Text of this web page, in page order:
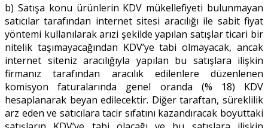
b) Satışa konu ürünlerin KDV mükellefiyeti bulunmayan
satıcılar tarafından internet sitesi aracılığı ile sabit fiyat
yöntemi kullanılarak arızi şekilde yapılan satışlar ticari bir
nitelik taşımayacağından KDV’ye tabi olmayacak, ancak
internet siteniz aracılığıyla yapılan bu satışlara ilişkin
firmanız tarafından aracılık edilenlere düzenlenen
komisyon faturalarında genel oranda (% 18) KDV
hesaplanarak beyan edilecektir. Diğer taraftan, süreklilik
arz eden ve satıcılara tacir sıfatını kazandıracak boyuttaki